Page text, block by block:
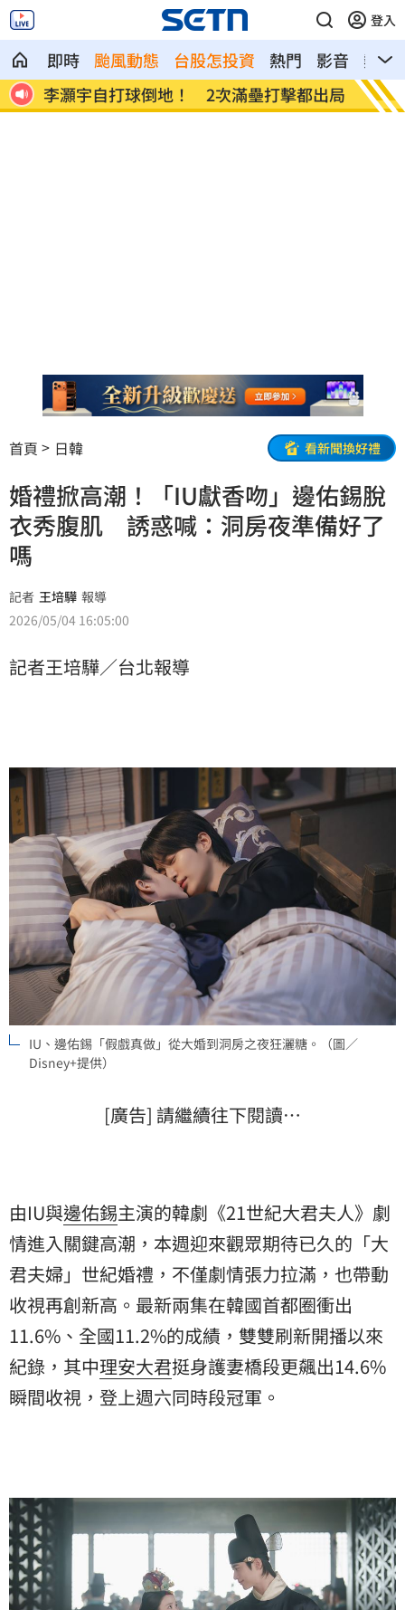
登入
即時 颱風動態 台股怎投資 熱門 影音
熱搜
漲
李灝宇自打球倒地！ 2次滿壘打擊都出局
慈濟
歉
首頁 日韓 看新聞換好禮
婚禮掀高潮！「IU獻香吻」邊佑錫脫
衣秀腹肌 誘惑喊：洞房夜準備好了
嗎
記者 王培驊 報導
2026/05/04 16:05:00
記者王培驊／台北報導
IU、邊佑錫「假戲真做」從大婚到洞房之夜狂灑糖。（圖／
Disney+提供）
[廣告] 請繼續往下閱讀…
由IU與邊佑錫主演的韓劇《21世紀大君夫人》劇
情進入關鍵高潮，本週迎來觀眾期待已久的「大
君夫婦」世紀婚禮，不僅劇情張力拉滿，也帶動
收視再創新高。最新兩集在韓國首都圈衝出
11.6%、全國11.2%的成績，雙雙刷新開播以來
紀錄，其中理安大君挺身護妻橋段更飆出14.6%
瞬間收視，登上週六同時段冠軍。